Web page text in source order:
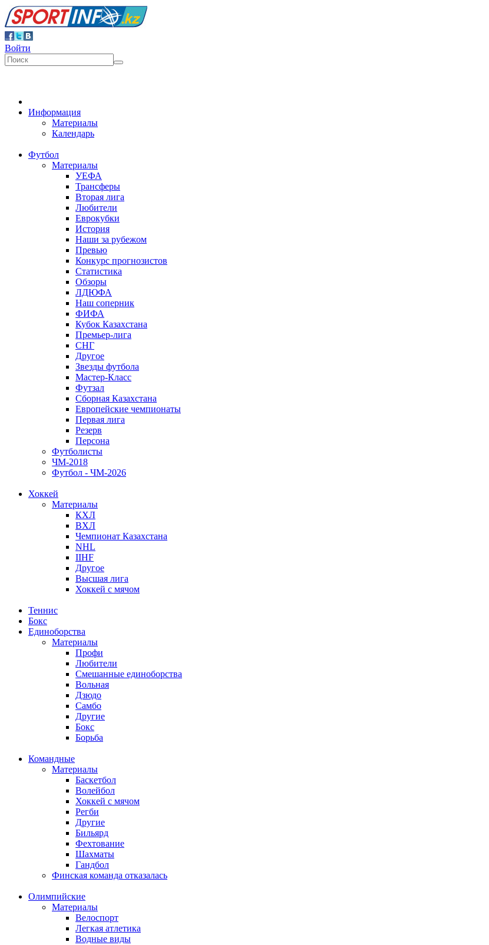
Войти
Информация
Материалы
Календарь
Футбол
Материалы
УЕФА
Трансферы
Вторая лига
Любители
Еврокубки
История
Наши за рубежом
Превью
Конкурс прогнозистов
Статистика
Обзоры
ЛДЮФА
Наш соперник
ФИФА
Кубок Казахстана
Премьер-лига
СНГ
Другое
Звезды футбола
Мастер-Класс
Футзал
Сборная Казахстана
Европейские чемпионаты
Первая лига
Резерв
Персона
Футболисты
ЧМ-2018
Футбол - ЧМ-2026
Хоккей
Материалы
КХЛ
ВХЛ
Чемпионат Казахстана
NHL
IIHF
Другое
Высшая лига
Хоккей с мячом
Теннис
Бокс
Единоборства
Материалы
Профи
Любители
Смешанные единоборства
Вольная
Дзюдо
Самбо
Другие
Бокс
Борьба
Командные
Материалы
Баскетбол
Волейбол
Хоккей с мячом
Регби
Другие
Бильярд
Фехтование
Шахматы
Гандбол
Финская команда отказалась
Олимпийские
Материалы
Велоспорт
Легкая атлетика
Водные виды